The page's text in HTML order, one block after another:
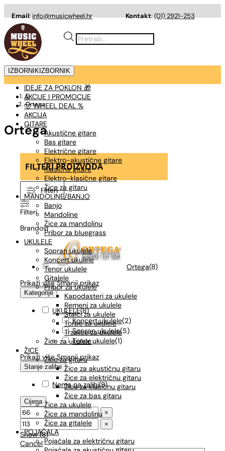
Email:info@musicwheel.hr Kontakt:(01) 2921-253
Products
search
IZBORNIK IZBORNIK
IDEJE ZA POKLON 🎁
AKCIJE I PROMOCIJE
🤠 WHEEL DEAL %
AKCIJA
GITARE
Akustične gitare
Bas gitare
Električne gitare
Elektro-akustične gitare
Klasične gitare
Elektro-klasične gitare
Žice za gitaru
MANDOLINE/BANJO
Banjo
Mandoline
Žice za mandolinu
Pribor za bluegrass
UKULELE
Sopran ukulele
Koncert ukulele
Tenor ukulele
Gitalele
Pribor za ukulele
Kapodasteri za ukulele
Remeni za ukulele
Stalci za ukulele
Torbe za ukulele
Trzalice za ukulele
Žice za ukulele
ŽICE
Žice za gitaru
Žice za akustičnu gitaru
Žice za električnu gitaru
Žice za klasičnu gitaru
Žice za bas gitaru
Žice za ukulele
Žice za mandolinu
Žice za gitalele
POJAČALA
Pojačala za električnu gitaru

Ortega
Ortega
FILTERI PROIZVODA
Filteri
Filteri
Brandovi
Ortega(8)
Prikaži više Smanji prikaz
Kategorije
UKULELE(8)
Koncert ukulele(2)
Sopran ukulele(5)
Tenor ukulele(1)
Prikaži više Smanji prikaz
Stanje zalihe
Nema na zalihi(8)
Cijena
×
×
Show(8)
Cancel